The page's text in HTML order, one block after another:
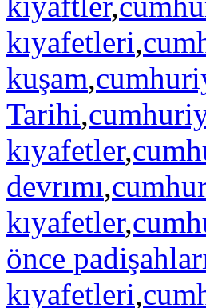
kıyafetleri,
kuşam,
Tarihi,
kıyafetler,
devrımı,
kıyafetler,
önce
kıyafetleri,